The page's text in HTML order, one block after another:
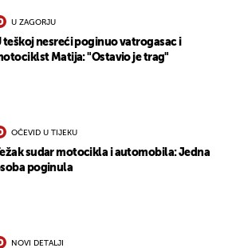
U ZAGORJU
teškoj nesreći poginuo vatrogasac i
Matija: "Ostavio je trag"
OČEVID U TIJEKU
sudar motocikla i automobila: Jedna
poginula
NOVI DETALJI